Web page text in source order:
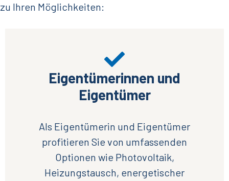
zu Ihren Möglichkeiten:
Eigentümerinnen und
Eigentümer
Als Eigentümerin und Eigentümer
profitieren Sie von umfassenden
Optionen wie Photovoltaik,
Heizungstausch, energetischer